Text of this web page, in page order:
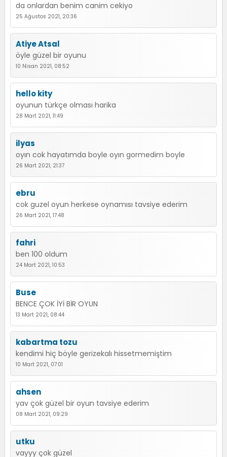
da onlardan benim canim cekiyo
25 Ağustos 2021, 20:36
Atiye Atsal
öyle güzel bir oyunu
10 Nisan 2021, 08:52
hello kity
oyunun türkçe olması harika
28 Mart 2021, 11:49
ilyas
oyın cok hayatımda boyle oyın gormedim boyle
26 Mart 2021, 21:37
ebru
cok guzel oyun herkese oynamısı tavsiye ederim
26 Mart 2021, 17:48
fahri
ben 100 oldum
24 Mart 2021, 10:53
Buse
BENCE ÇOK İYİ BİR OYUN
13 Mart 2021, 08:44
kabartma tozu
kendimi hiç böyle gerizekalı hissetmemiştim
10 Mart 2021, 07:01
ahsen
yav çok güzel bir oyun tavsiye ederim
08 Mart 2021, 09:29
utku
vayyy çok güzel